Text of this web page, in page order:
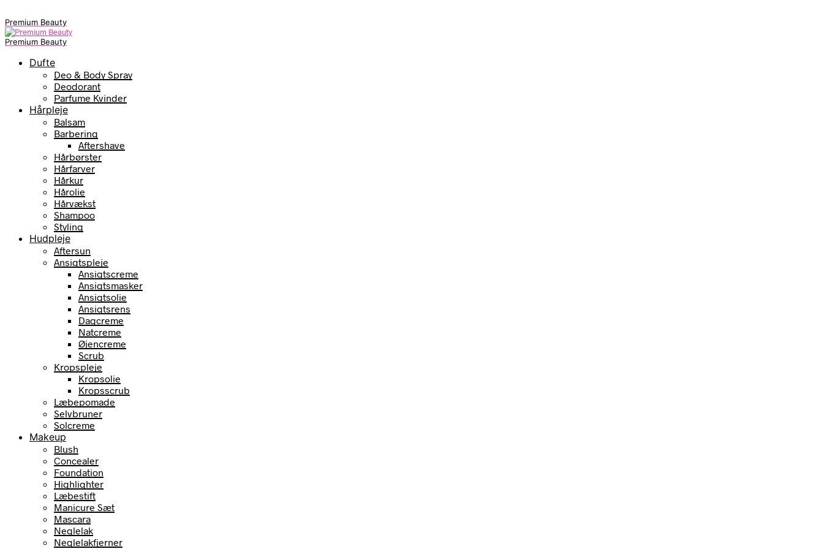
Premium Beauty
Premium Beauty
Dufte
Deo & Body Spray
Deodorant
Parfume Kvinder
Hårpleje
Balsam
Barbering
Aftershave
Hårbørster
Hårfarver
Hårkur
Hårolie
Hårvækst
Shampoo
Styling
Hudpleje
Aftersun
Ansigtspleje
Ansigtscreme
Ansigtsmasker
Ansigtsolie
Ansigtsrens
Dagcreme
Natcreme
Øjencreme
Scrub
Kropspleje
Kropsolie
Kropsscrub
Læbepomade
Selvbruner
Solcreme
Makeup
Blush
Concealer
Foundation
Highlighter
Læbestift
Manicure Sæt
Mascara
Neglelak
Neglelakfjerner